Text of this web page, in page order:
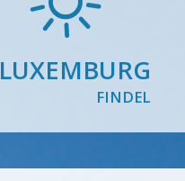
LUXEMBURG
FINDEL